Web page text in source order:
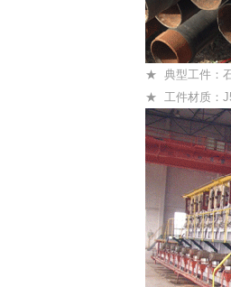
★ 典型工件：
★ 工件材质：